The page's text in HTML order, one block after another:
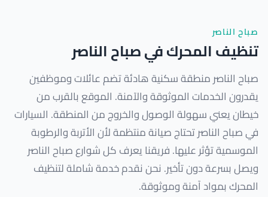
صباح الناصر
تنظيف المحرك في صباح الناصر
صباح الناصر منطقة سكنية هادئة تضم عائلات وموظفين
يقدرون الخدمات الموثوقة والآمنة. الموقع بالقرب من
خيطان يعني سهولة الوصول والخروج من المنطقة. السيارات
في صباح الناصر تحتاج صيانة منتظمة لأن الأتربة والرطوبة
الموسمية تؤثر عليها. فريقنا يعرف كل شوارع صباح الناصر
ويصل بسرعة دون تأخير. نحن نقدم خدمة شاملة لتنظيف
المحرك بمواد آمنة وموثوقة.